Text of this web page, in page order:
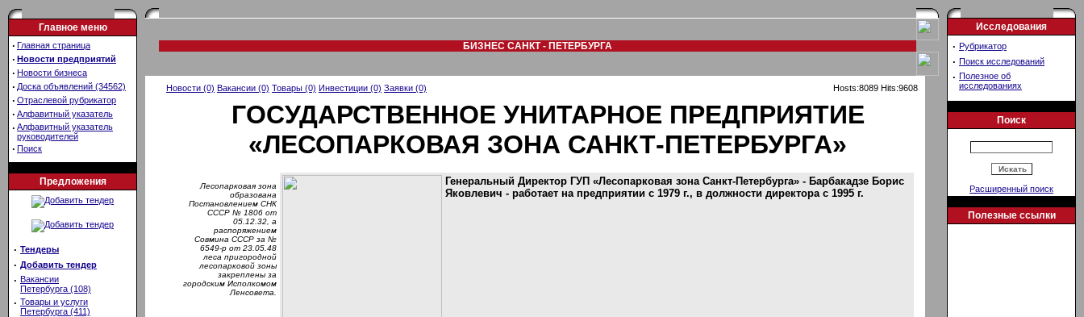
Главное меню
· Главная страница
· Новости предприятий
· Новости бизнеса
· Доска объявлений (34562)
· Отраслевой рубрикатор
· Алфавитный указатель
· Алфавитный указатель
руководителей
· Поиск
Предложения
· Тендеры
· Добавить тендер
· Вакансии
Петербурга (108)
· Товары и услуги
Петербурга (411)
БИЗНЕС САНКТ - ПЕТЕРБУРГА
Новости (0) Вакансии (0) Товары (0) Инвестиции (0) Заявки (0) Hosts:8089 Hits:9608
ГОСУДАРСТВЕННОЕ УНИТАРНОЕ ПРЕДПРИЯТИЕ
«ЛЕСОПАРКОВАЯ ЗОНА САНКТ-ПЕТЕРБУРГА»
Лесопарковая зона
образована
Постановлением СНК
СССР № 1806 от
05.12.32, а
распоряжением
Совмина СССР за №
6549-р от 23.05.48
леса пригородной
лесопарковой зоны
закреплены за
городским Исполкомом
Ленсовета.
Генеральный Директор ГУП «Лесопарковая зона Санкт-Петербурга» - Барбакадзе Борис
Яковлевич - работает на предприятии с 1979 г., в должности директора с 1995 г.
Исследования
· Рубрикатор
· Поиск исследований
· Полезное об
исследованиях
Поиск
Расширенный поиск
Полезные ссылки